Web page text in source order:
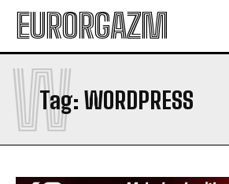
EURORGAZM
Tag: WORDPRESS
W